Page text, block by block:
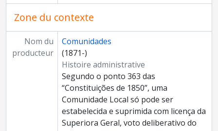
Zone du contexte
Nom du
producteur
Comunidades
(1871-)
Histoire administrative
Segundo o ponto 363 das
“Constituições de 1850”, uma
Comunidade Local só pode ser
estabelecida e suprimida com licença da
Superiora Geral, voto deliberativo do